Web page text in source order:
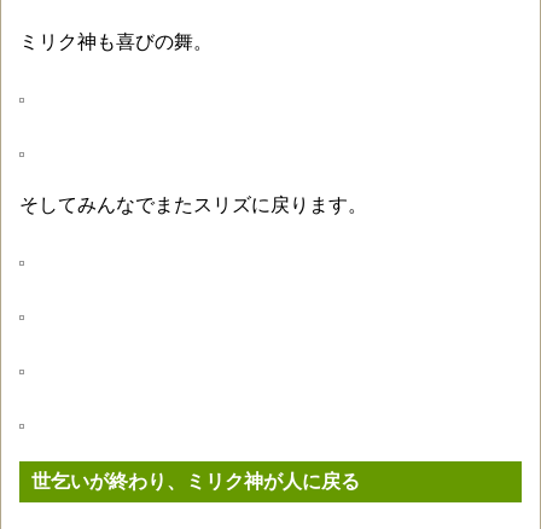
ミリク神も喜びの舞。
そしてみんなでまたスリズに戻ります。
世乞いが終わり、ミリク神が人に戻る